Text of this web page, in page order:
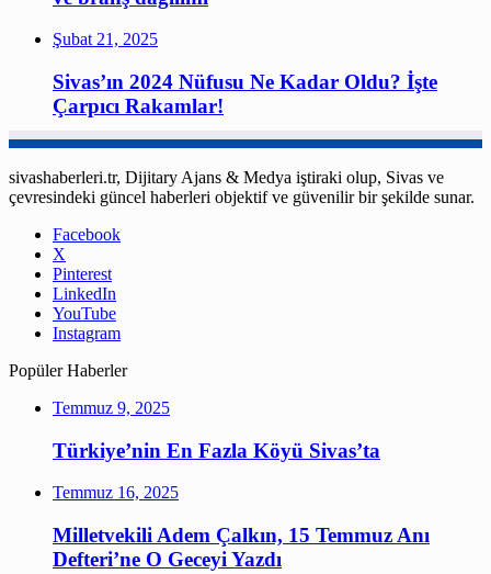
Şubat 21, 2025
Sivas’ın 2024 Nüfusu Ne Kadar Oldu? İşte
Çarpıcı Rakamlar!
sivashaberleri.tr, Dijitary Ajans & Medya iştiraki olup, Sivas ve
çevresindeki güncel haberleri objektif ve güvenilir bir şekilde sunar.
Facebook
X
Pinterest
LinkedIn
YouTube
Instagram
Popüler Haberler
Temmuz 9, 2025
Türkiye’nin En Fazla Köyü Sivas’ta
Temmuz 16, 2025
Milletvekili Adem Çalkın, 15 Temmuz Anı
Defteri’ne O Geceyi Yazdı